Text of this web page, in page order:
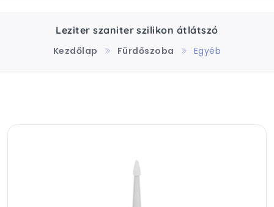
Leziter szaniter szilikon átlátszó
Kezdőlap
Fürdőszoba Egyéb